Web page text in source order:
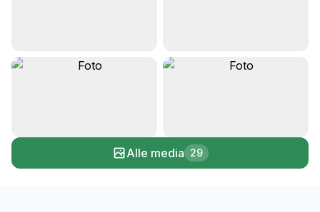
+24
Alle media 29